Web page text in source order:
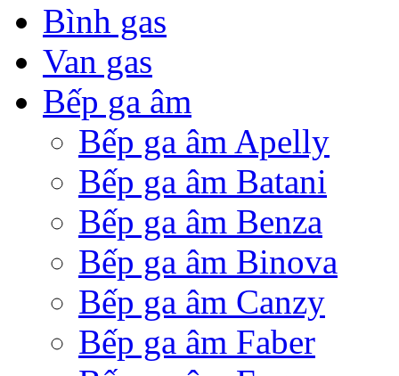
Bình gas
Van gas
Bếp ga âm
Bếp ga âm Apelly
Bếp ga âm Batani
Bếp ga âm Benza
Bếp ga âm Binova
Bếp ga âm Canzy
Bếp ga âm Faber